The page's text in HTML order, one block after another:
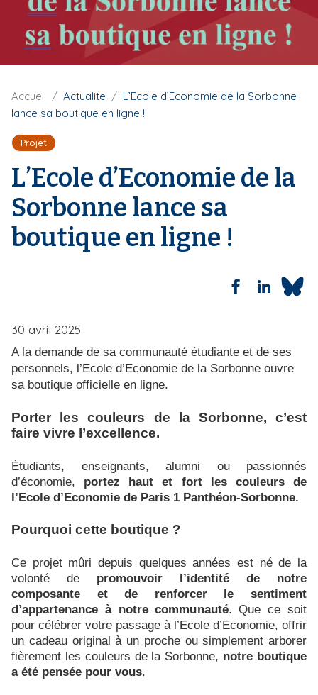
l
F
i
d
'
i
a
n
e
Accueil Actualite
L’Ecole d’Economie de la Sorbonne
lance sa boutique en ligne !
Projet
L’Ecole d’Economie de la
Sorbonne lance sa
boutique en ligne !
30 avril 2025
A la demande de sa communauté étudiante et de ses
personnels, l’Ecole d’Economie de la Sorbonne ouvre
sa boutique officielle en ligne.
Porter les couleurs de la Sorbonne, c’est
faire vivre l’excellence.
Étudiants, enseignants, alumni ou passionnés
d’économie, portez haut et fort les couleurs de
l’Ecole d’Economie de Paris 1 Panthéon-Sorbonne.
Pourquoi cette boutique ?
Ce projet mûri depuis quelques années est né de la
volonté de promouvoir l’identité de notre
composante et de renforcer le sentiment
d’appartenance à notre communauté. Que ce soit
pour célébrer votre passage à l’Ecole d’Economie, offrir
un cadeau original à un proche ou simplement arborer
fièrement les couleurs de la Sorbonne, notre boutique
a été pensée pour vous.